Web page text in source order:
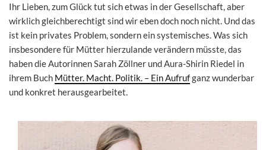
Ihr Lieben, zum Glück tut sich etwas in der Gesellschaft, aber
wirklich gleichberechtigt sind wir eben doch noch nicht. Und das
ist kein privates Problem, sondern ein systemisches. Was sich
insbesondere für Mütter hierzulande verändern müsste, das
haben die Autorinnen Sarah Zöllner und Aura-Shirin Riedel in
ihrem Buch Mütter. Macht. Politik. – Ein Aufrufganz wunderbar
und konkret herausgearbeitet.